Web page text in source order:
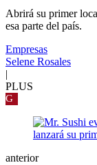
Abrirá su primer
esa parte del país.
Empresas
Selene Rosales
|
PLUS
G
anterior